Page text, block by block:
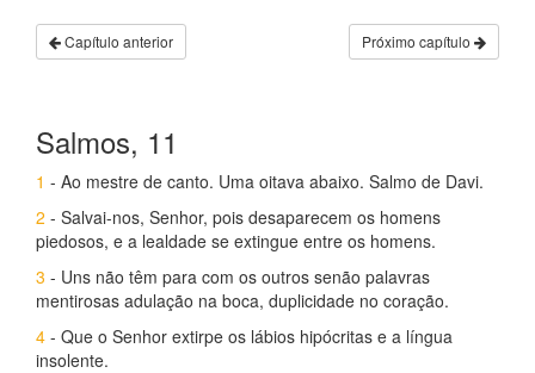
Capítulo anterior Próximo capítulo
Salmos, 11
1 - Ao mestre de canto. Uma oitava abaixo. Salmo de Davi.
2 - Salvai-nos, Senhor, pois desaparecem os homens
piedosos, e a lealdade se extingue entre os homens.
3 - Uns não têm para com os outros senão palavras
mentirosas adulação na boca, duplicidade no coração.
4 - Que o Senhor extirpe os lábios hipócritas e a língua
insolente.